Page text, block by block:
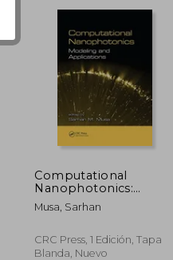
$ 752.12
$ 413.67
45%
dcto.
Computational
Nanophotonics:
Modeling and
Applications (en
Musa, Sarhan
CRC Press, 1 Edición, Tapa
Blanda, Nuevo